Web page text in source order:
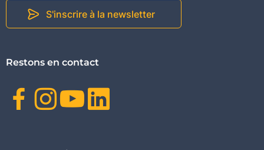
S'inscrire à la newsletter
Restons en contact
Facebook
Instagram
Youtube